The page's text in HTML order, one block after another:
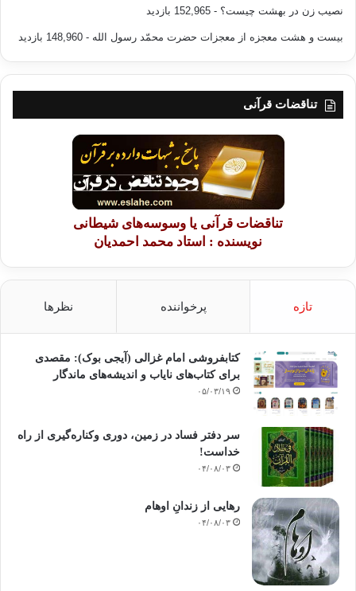
نصیب زن در بهشت چیست؟ - 152,965 بازدید
بیست و هشت معجزه از معجزات حضرت محمّد رسول الله - 148,960 بازدید
تناقضات قرآنی
تناقضات قرآنی یا وسوسه‌های شیطانی
نویسنده : استاد محمد احمدیان
تازه پرخواننده نظرها
کتابفروشی امام غزالی (آیجی بوک): مقصدی
برای کتاب‌های نایاب و اندیشه‌های ماندگار
۰۵/۰۳/۱۹
سر دفتر فساد در زمین‌، دوری وکناره‌گیری از راه
خداست‌!
۰۴/۰۸/۰۳
رهایی از زندانِ اوهام
۰۴/۰۸/۰۳